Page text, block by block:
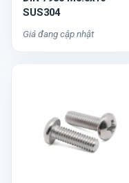
SUS304
Giá đang cập nhật